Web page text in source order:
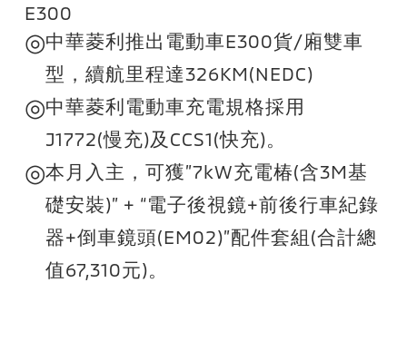
E300
◎中華菱利推出電動車E300貨/廂雙車
型，續航里程達326KM(NEDC)
◎中華菱利電動車充電規格採用
J1772(慢充)及CCS1(快充)。
◎本月入主，可獲”7kW充電椿(含3M基
礎安裝)” + “電子後視鏡+前後行車紀錄
器+倒車鏡頭(EM02)”配件套組(合計總
值67,310元)。